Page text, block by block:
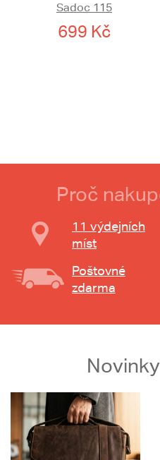
Sadoc 115
699 Kč
Proč
11 výdejních
míst
Poštovné
zdarma